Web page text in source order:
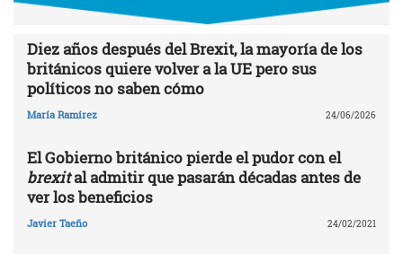
Diez años después del Brexit, la mayoría de los
británicos quiere volver a la UE pero sus
políticos no saben cómo
María Ramírez 24/06/2026
El Gobierno británico pierde el pudor con el
brexital admitir que pasarán décadas antes de
ver los beneficios
Javier Taeño 24/02/2021